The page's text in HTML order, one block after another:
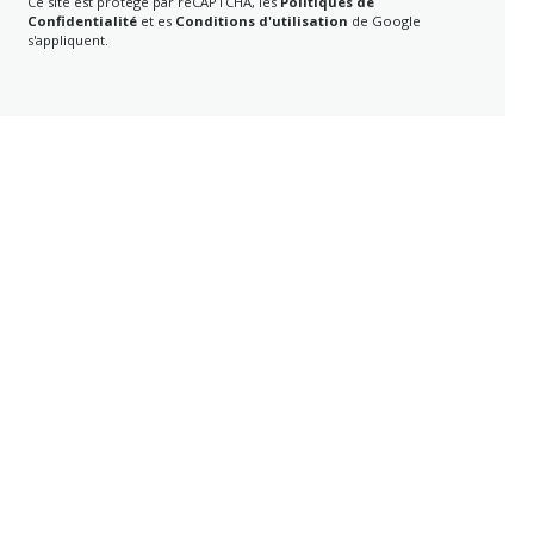
Confidentialitéet es Conditions d'utilisation de Google
s'appliquent.